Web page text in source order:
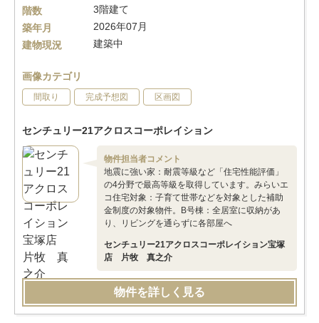
階数
3階建て
築年月
2026年07月
建物現況
建築中
画像カテゴリ
間取り 完成予想図 区画図
センチュリー21アクロスコーポレイション
物件担当者コメント
地震に強い家：耐震等級など「住宅性能評価」
の4分野で最高等級を取得しています。みらいエ
コ住宅対象：子育て世帯などを対象とした補助
金制度の対象物件。B号棟：全居室に収納があ
り、リビングを通らずに各部屋へ
センチュリー21アクロスコーポレイション宝塚
店 片牧 真之介
物件を詳しく見る